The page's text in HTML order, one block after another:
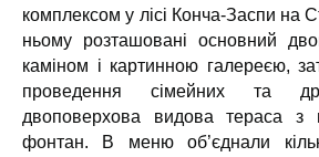
комплексом у лісі Конча-Заспи на
ньому розташовані основний
каміном і картинною галереєю,
проведення сімейних та
двоповерхова видова тераса
фонтан. В меню об’єднали